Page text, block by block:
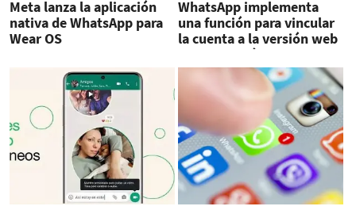
Meta lanza la aplicación
nativa de WhatsApp para
Wear OS
WhatsApp implementa
una función para vincular
la cuenta a la versión web
usando el número de
teléfono